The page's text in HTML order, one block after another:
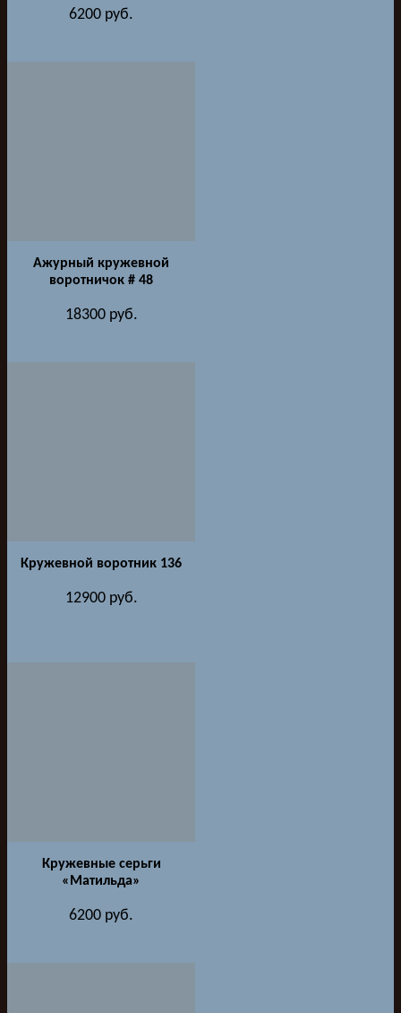
6200 руб.
Ажурный кружевной
воротничок # 48
18300руб.
Кружевной воротник 136
12900руб.
Кружевные серьги
«Матильда»
6200 руб.